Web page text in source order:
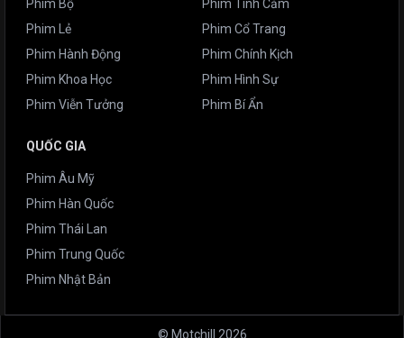
Phim Bộ
Phim Lẻ
Phim Hành Động
Phim Khoa Học
Phim Viễn Tưởng
Phim Tình Cảm
Phim Cổ Trang
Phim Chính Kịch
Phim Hình Sự
Phim Bí Ẩn
QUỐC GIA
Phim Âu Mỹ
Phim Hàn Quốc
Phim Thái Lan
Phim Trung Quốc
Phim Nhật Bản
© Motchill 2026